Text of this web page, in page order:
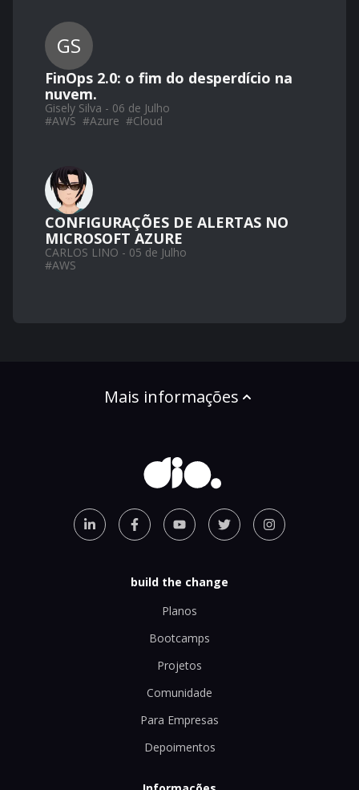
GS
FinOps 2.0: o fim do desperdício na
nuvem.
Gisely Silva - 06 de Julho
#AWS #Azure #Cloud
CONFIGURAÇÕES DE ALERTAS NO
MICROSOFT AZURE
CARLOS LINO - 05 de Julho
#AWS
Mais informações
build the change
Planos
Bootcamps
Projetos
Comunidade
Para Empresas
Depoimentos